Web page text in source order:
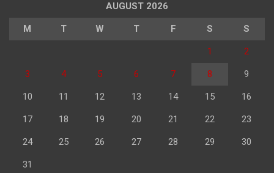
AUGUST 2026
M T W T F S S
1 2
3 4 5 6 7 8 9
10 11 12 13 14 15 16
17 18 19 20 21 22 23
24 25 26 27 28 29 30
31